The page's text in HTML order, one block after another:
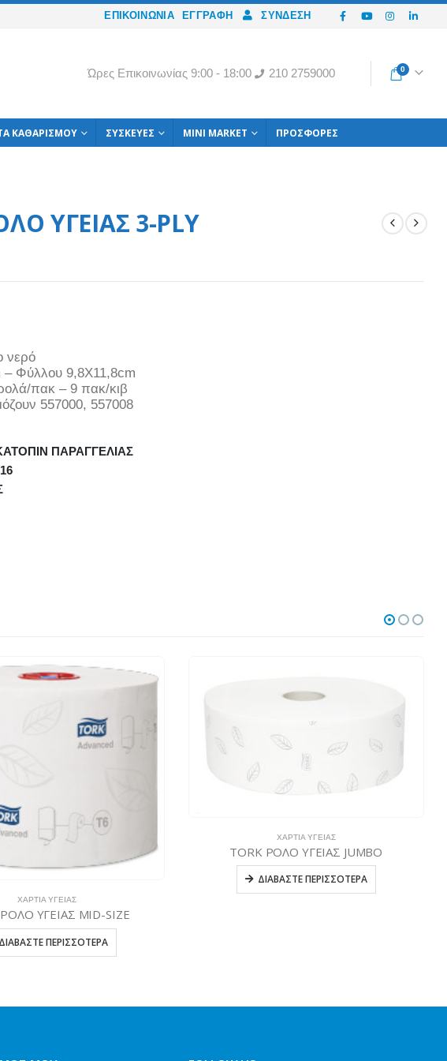
ΕΠΙΚΟΙΝΩΝΙΑ ΕΓΓΡΑΦΉ ΣΎΝΔΕΣΗ
Ώρες Eπικοινωνίας 9:00 - 18:00 210 2759000 0
ΚΑΘΑΡΙΣΜΟΎ ΣΥΣΚΕΥΈΣ MINI MARKET ΠΡΟΣΦΟΡΈΣ
ΥΓΕΙΑΣ 3-PLY
νερό
– Φύλλου 9,8Χ11,8cm
πακ – 9 πακ/κιβ
557000, 557008
ΠΑΡΑΓΓΕΛΊΑΣ
ΧΑΡΤΙΆ ΥΓΕΊΑΣ
ΥΓΕΙΑΣ MID-SIZE
ΔΙΑΒΆΣΤΕ ΠΕΡΙΣΣΌΤΕΡΑ
ΧΑΡΤΙΆ ΥΓΕΊΑΣ
TORK ΡΟΛΟ ΥΓΕΙΑΣ JUMBO
ΔΙΑΒΆΣΤΕ ΠΕΡΙΣΣΌΤΕΡΑ